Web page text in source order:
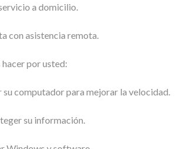
a domicilio.
con asistencia remota.
hacer por usted:
computador para mejorar la velocidad.
su información.